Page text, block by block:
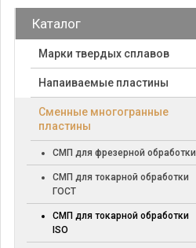
Каталог
Марки твердых сплавов
Напаиваемые пластины
Cменные многогранные
пластины
СМП для фрезерной обработки
СМП для токарной обработки
ГОСТ
СМП для токарной обработки
ISO